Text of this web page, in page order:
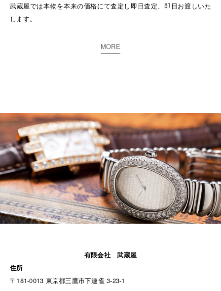
武蔵屋では本物を本来の価格にて査定し即日査定、即日お渡しいた
します。
MORE
有限会社 武蔵屋
住所
〒181-0013 東京都三鷹市下連雀 3-23-1